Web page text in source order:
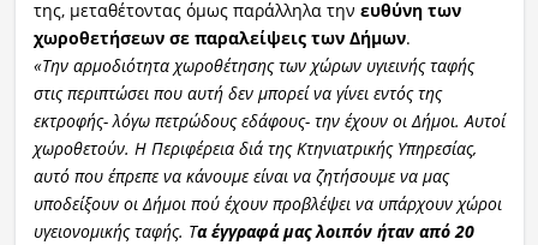
της, μεταθέτοντας όμως παράλληλα την ευθύνη των
χωροθετήσεων σε παραλείψεις των Δήμων.
«Την αρμοδιότητα χωροθέτησης των χώρων υγιεινής ταφής
στις περιπτώσει που αυτή δεν μπορεί να γίνει εντός της
εκτροφής- λόγω πετρώδους εδάφους- την έχουν οι Δήμοι. Αυτοί
χωροθετούν. Η Περιφέρεια διά της Κτηνιατρικής Υπηρεσίας,
αυτό που έπρεπε να κάνουμε είναι να ζητήσουμε να μας
υποδείξουν οι Δήμοι πού έχουν προβλέψει να υπάρχουν χώροι
υγειονομικής ταφής. Τα έγγραφά μας λοιπόν ήταν από 20